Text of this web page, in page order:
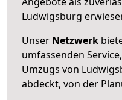
Ludwigsburg
Unser Netzwerk
umfassenden
Umzugs von
abdeckt, von der